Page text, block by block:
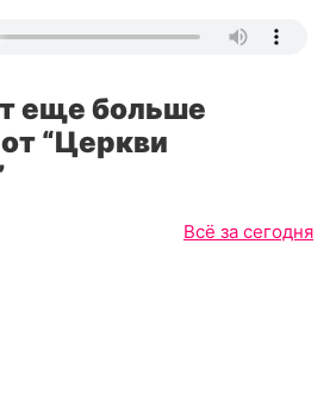
еще больше
“Церкви
Всё за сегодня